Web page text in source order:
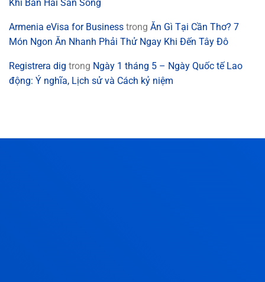
Khi Bán Hải Sản Sống
Armenia eVisa for Business trong Ăn Gì Tại Cần Thơ? 7
Món Ngon Ăn Nhanh Phải Thử Ngay Khi Đến Tây Đô
Registrera dig trong Ngày 1 tháng 5 – Ngày Quốc tế Lao
động: Ý nghĩa, Lịch sử và Cách kỷ niệm